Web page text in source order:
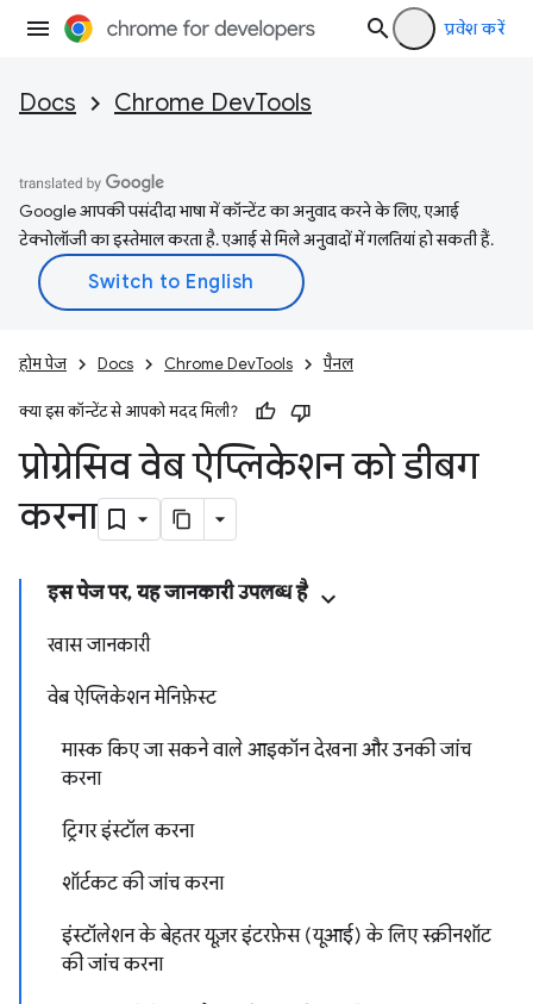
प्रवेश करें
Docs Chrome DevTools
Google आपकी पसंदीदा भाषा में कॉन्टेंट का अनुवाद करने के लिए, एआई
टेक्नोलॉजी का इस्तेमाल करता है. एआई से मिले अनुवादों में गलतियां हो सकती हैं.
होम पेज Docs Chrome DevTools पैनल
क्या इस कॉन्टेंट से आपको मदद मिली?
प्रोग्रेसिव वेब ऐप्लिकेशन को डीबग
करना
इस पेज पर, यह जानकारी उपलब्ध है
खास जानकारी
वेब ऐप्लिकेशन मेनिफ़ेस्ट
मास्क किए जा सकने वाले आइकॉन देखना और उनकी जांच
करना
ट्रिगर इंस्टॉल करना
शॉर्टकट की जांच करना
इंस्टॉलेशन के बेहतर यूज़र इंटरफ़ेस (यूआई) के लिए स्क्रीनशॉट
की जांच करना